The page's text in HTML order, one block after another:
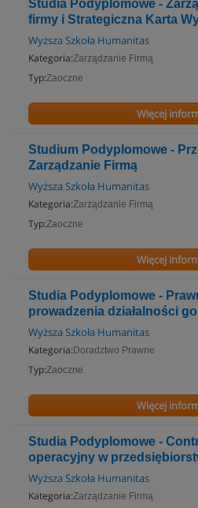
Studia Podyplomowe -
firmy i Strategiczna Karta
Wyższa Szkoła Humanitas
Kategoria:Zarządzanie Firmą
Typ:Zaoczne
Więcej
Studium Podyplomowe -
Zarządzanie Firmą
Wyższa Szkoła Humanitas
Kategoria:Zarządzanie Firmą
Typ:Zaoczne
Więcej
Studia Podyplomowe -
prowadzenia działalności
Wyższa Szkoła Humanitas
Kategoria: Doradztwo Prawne
Typ:Zaoczne
Więcej
Studia Podyplomowe -
operacyjny w
Wyższa Szkoła Humanitas
Kategoria:Zarządzanie Firmą